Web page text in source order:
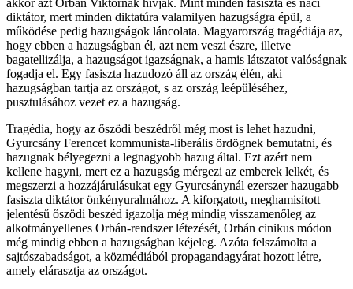
diktátor, mert minden diktatúra valamilyen hazugságra épül, a
működése pedig hazugságok láncolata. Magyarország tragédiája az,
hogy ebben a hazugságban él, azt nem veszi észre, illetve
bagatellizálja, a hazugságot igazságnak, a hamis látszatot valóságnak
fogadja el. Egy fasiszta hazudozó áll az ország élén, aki
hazugságban tartja az országot, s az ország leépüléséhez,
pusztulásához vezet ez a hazugság.
Tragédia, hogy az őszödi beszédről még most is lehet hazudni,
Gyurcsány Ferencet kommunista-liberális ördögnek bemutatni, és
hazugnak bélyegezni a legnagyobb hazug által. Ezt azért nem
kellene hagyni, mert ez a hazugság mérgezi az emberek lelkét, és
megszerzi a hozzájárulásukat egy Gyurcsánynál ezerszer hazugabb
fasiszta diktátor önkényuralmához. A kiforgatott, meghamisított
jelentésű őszödi beszéd igazolja még mindig visszamenőleg az
alkotmányellenes Orbán-rendszer létezését, Orbán cinikus módon
még mindig ebben a hazugságban kéjeleg. Azóta felszámolta a
sajtószabadságot, a közmédiából propagandagyárat hozott létre,
amely elárasztja az országot.